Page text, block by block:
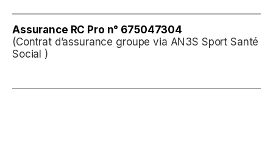
Assurance RC Pro n° 675047304
(Contrat d’assurance groupe via AN3S Sport Santé
Social )